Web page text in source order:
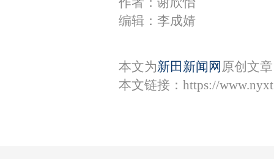
编辑：李成婧
本文为新田新闻网 原创文
本文链接： https://